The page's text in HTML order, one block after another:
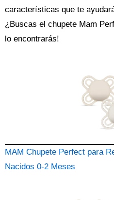
características que te
¿Buscas el chupete Mam
lo encontrarás!
MAM Chupete Perfect para
Nacidos 0-2 Meses